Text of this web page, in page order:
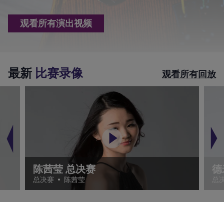
观看所有演出视频
最新 比赛录像 观看所有回放
陈茜莹 总决赛
总决赛 • 陈茜莹 总